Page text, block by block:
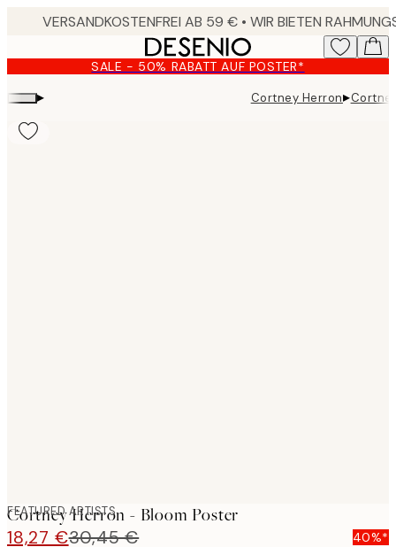
content.
SALE - 50% RABATT AUF POSTER*
▸ Cortney Herron▸
FEATURED ARTISTS
Cortney Herron - Bloom Poster
18,27 €30,45 €
40%*